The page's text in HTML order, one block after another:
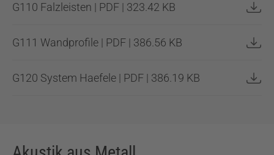
G110 Falzleisten | PDF | 323.42 KB
G111 Wandprofile | PDF | 386.56 KB
G120 System Haefele | PDF | 386.19 KB